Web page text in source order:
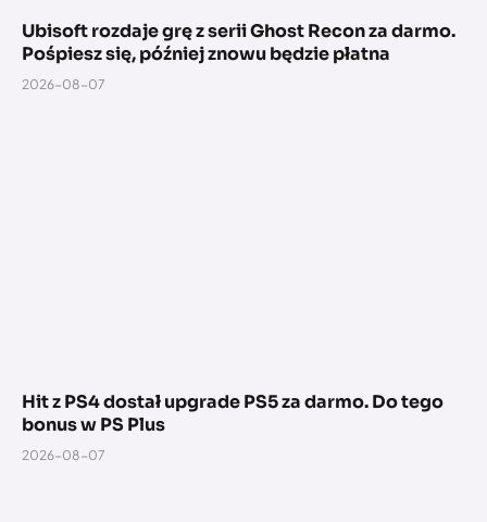
Ubisoft rozdaje grę z serii Ghost Recon za darmo.
Pośpiesz się, później znowu będzie płatna
2026-08-07
Hit z PS4 dostał upgrade PS5 za darmo. Do tego
bonus w PS Plus
2026-08-07